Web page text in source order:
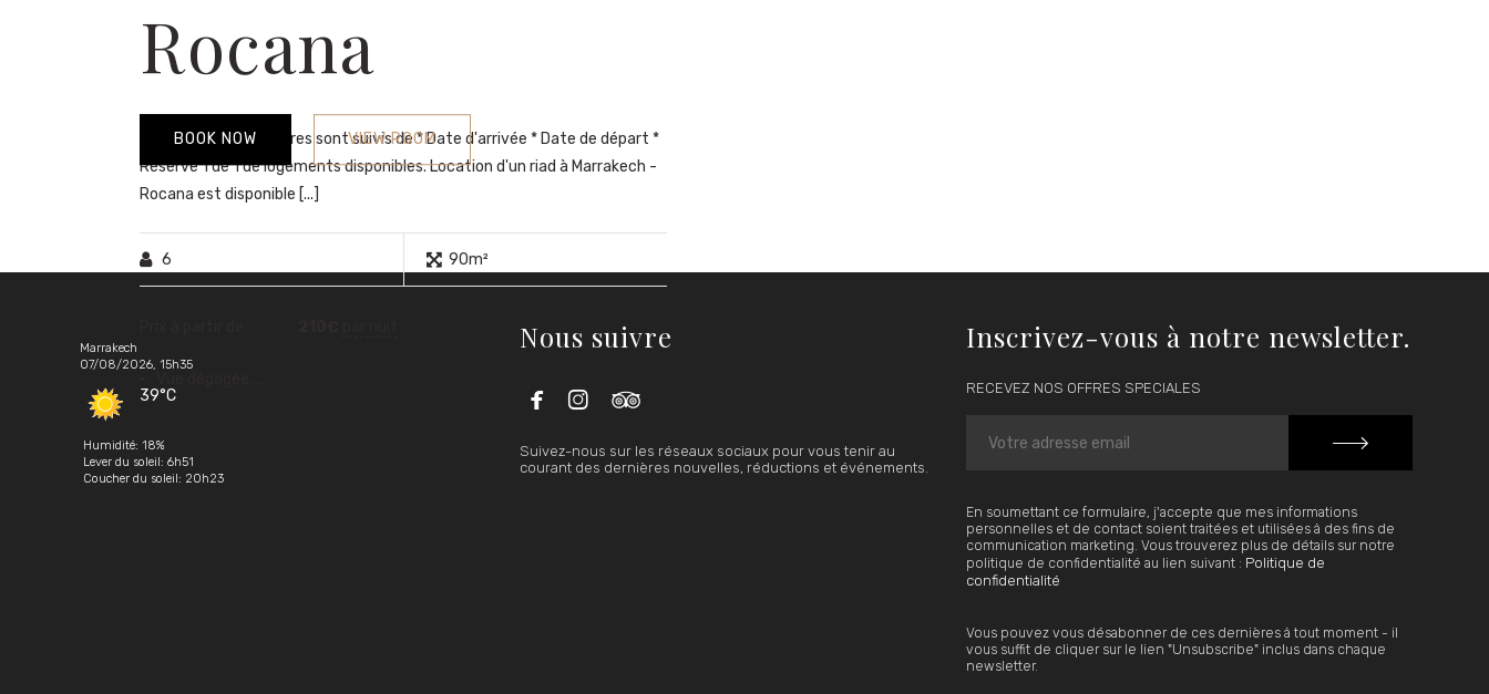
Rocana
Les champs obligatoires sont suivis de * Date d'arrivée * Date de départ *
Réserve 1 de 1 de logements disponibles. Location d'un riad à Marrakech -
Rocana est disponible [...]
6 90m²
VIEW ROOM
BOOK NOW
Marrakech
07/08/2026, 15h35
39°C
Humidité: 18%
Lever du soleil: 6h51
Coucher du soleil: 20h23
Nous suivre
  
Suivez-nous sur les réseaux sociaux pour vous tenir au
courant des dernières nouvelles, réductions et événements.
Inscrivez-vous à notre newsletter.
RECEVEZ NOS OFFRES SPECIALES
En soumettant ce formulaire, j'accepte que mes informations
personnelles et de contact soient traitées et utilisées à des fins de
communication marketing. Vous trouverez plus de détails sur notre
politique de confidentialité au lien suivant : Politique de
confidentialité
Vous pouvez vous désabonner de ces dernières à tout moment - il
vous suffit de cliquer sur le lien "Unsubscribe" inclus dans chaque
newsletter.